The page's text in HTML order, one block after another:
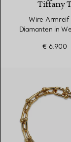
Tiffany
Wire Armreif
Diamanten in
€ 6.900